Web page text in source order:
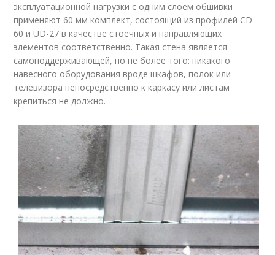
эксплуатационной нагрузки с одним слоем обшивки
применяют 60 мм комплект, состоящий из профилей СD-
60 и UD-27 в качестве стоечных и направляющих
элементов соответственно. Такая стена является
самоподдерживающей, но не более того: никакого
навесного оборудования вроде шкафов, полок или
телевизора непосредственно к каркасу или листам
крепиться не должно.